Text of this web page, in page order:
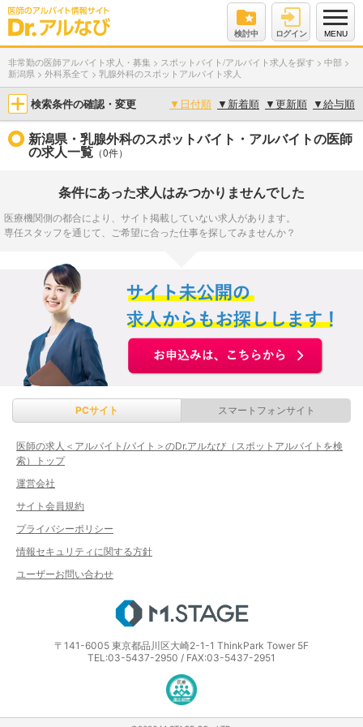
検討中 ログイン MENU
非常勤の医師アルバイト求人・募集 > スポットバイト/アルバイト求人を探す > 中部 >
新潟県 > 外科系全て > 乳腺外科のスポットアルバイト求人
検索条件の確認・変更 ▼ 日付順 ▼ 新着順 ▼更新順 ▼給与順
新潟県・乳腺外科のスポットバイト・アルバイトの医師
の求人一覧 （0件）
条件にあった求人はみつかりませんでした
医療機関側の都合により、サイト掲載していない求人があります。
専任スタッフを通じて、ご希望に合った仕事を探してみませんか？
PCサイト スマートフォンサイト
医師の求人＜アルバイト/バイト＞のDr.アルなび（スポットアルバイトを検
索）トップ
運営会社
サイト会員規約
プライバシーポリシー
情報セキュリティに関する方針
ユーザーお問い合わせ
〒141-6005 東京都品川区大崎2-1-1 ThinkPark Tower 5F
TEL:03-5437-2950 / FAX:03-5437-2951